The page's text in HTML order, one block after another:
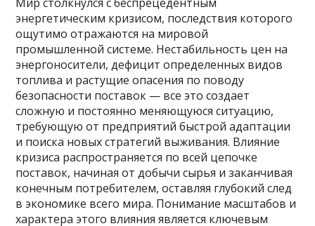
энергетическим кризисом, последствия которого
ощутимо отражаются на мировой
промышленной системе. Нестабильность цен на
энергоносители, дефицит определенных видов
топлива и растущие опасения по поводу
безопасности поставок — все это создает
сложную и постоянно меняющуюся ситуацию,
требующую от предприятий быстрой адаптации
и поиска новых стратегий выживания. Влияние
кризиса распространяется по всей цепочке
поставок, начиная от добычи сырья и заканчивая
конечным потребителем, оставляя глубокий след
в экономике всего мира. Понимание масштабов и
характера этого влияния является ключевым